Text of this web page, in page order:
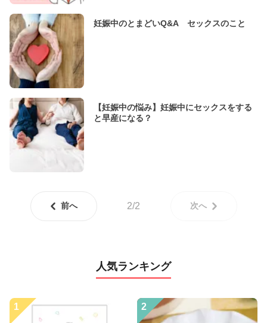
妊娠中のとまどいQ&A セックスのこと
【妊娠中の悩み】妊娠中にセックスをする
と早産になる？
前へ 2/2 次へ
人気ランキング
1 2